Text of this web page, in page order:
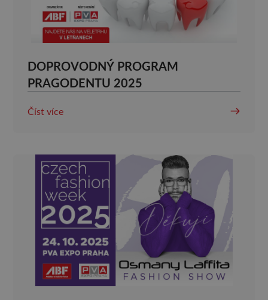
DOPROVODNÝ PROGRAM
PRAGODENTU 2025
Číst více